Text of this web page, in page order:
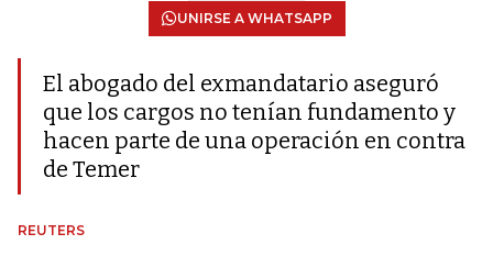
UNIRSE A WHATSAPP
El abogado del exmandatario aseguró
que los cargos no tenían fundamento y
hacen parte de una operación en contra
de Temer
REUTERS